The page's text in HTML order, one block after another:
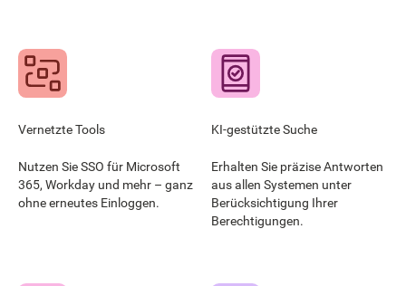
Vernetzte Tools
Nutzen Sie SSO für Microsoft
365, Workday und mehr – ganz
ohne erneutes Einloggen.
KI-gestützte Suche
Erhalten Sie präzise Antworten
aus allen Systemen unter
Berücksichtigung Ihrer
Berechtigungen.